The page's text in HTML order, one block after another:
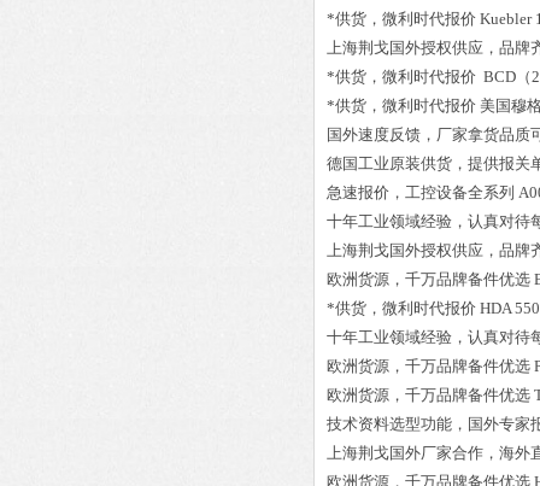
*供货，微利时代报价 Kuebler
上海荆戈国外授权供应，品牌
*供货，微利时代报价 BCD（
*供货，微利时代报价 美国穆
国外速度反馈，厂家拿货品质
德国工业原装供货，提供报关
急速报价，工控设备全系列
十年工业领域经验，认真对待
上海荆戈国外授权供应，品牌
欧洲货源，千万品牌备件优选
*供货，微利时代报价 HDA
十年工业领域经验，认真对待
欧洲货源，千万品牌备件优选
欧洲货源，千万品牌备件优选
技术资料选型功能，国外专家
上海荆戈国外厂家合作，海外
欧洲货源，千万品牌备件优选